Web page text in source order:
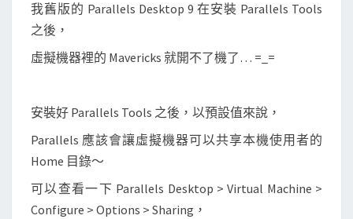
我舊版的 Parallels Desktop 9 在安裝 Parallels Tools
之後，
虛擬機器裡的 Mavericks 就開不了機了… =_=
安裝好 Parallels Tools 之後，以預設值來說，
Parallels 應該會讓虛擬機器可以共享本機使用者的
Home 目錄～
可以查看一下 Parallels Desktop > Virtual Machine >
Configure > Options > Sharing，